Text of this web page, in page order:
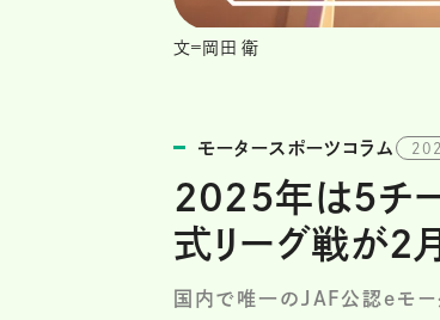
文=岡田 衛
モータースポーツコラム
2025年は5チー
式リーグ戦が2
国内で唯一のJAF公認eモー